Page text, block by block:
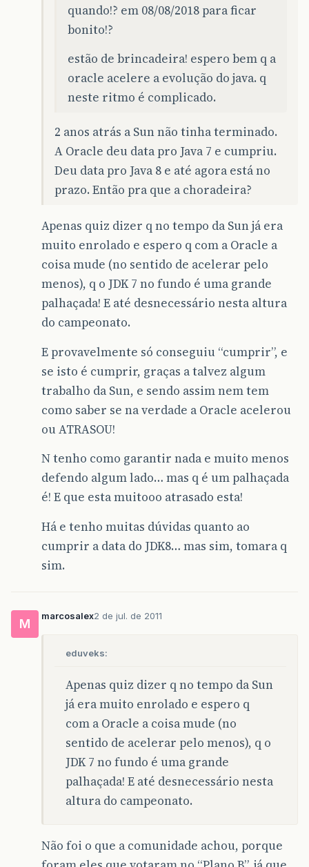
quando!? em 08/08/2018 para ficar
bonito!?
estão de brincadeira! espero bem q a
oracle acelere a evolução do java. q
neste ritmo é complicado.
2 anos atrás a Sun não tinha terminado.
A Oracle deu data pro Java 7 e cumpriu.
Deu data pro Java 8 e até agora está no
prazo. Então pra que a choradeira?
Apenas quiz dizer q no tempo da Sun já era
muito enrolado e espero q com a Oracle a
coisa mude (no sentido de acelerar pelo
menos), q o JDK 7 no fundo é uma grande
palhaçada! E até desnecessário nesta altura
do campeonato.
E provavelmente só conseguiu “cumprir”, e
se isto é cumprir, graças a talvez algum
trabalho da Sun, e sendo assim nem tem
como saber se na verdade a Oracle acelerou
ou ATRASOU!
N tenho como garantir nada e muito menos
defendo algum lado… mas q é um palhaçada
é! E que esta muitooo atrasado esta!
Há e tenho muitas dúvidas quanto ao
cumprir a data do JDK8… mas sim, tomara q
sim.
M
marcosalex2 de jul. de 2011
eduveks:
Apenas quiz dizer q no tempo da Sun
já era muito enrolado e espero q
com a Oracle a coisa mude (no
sentido de acelerar pelo menos), q o
JDK 7 no fundo é uma grande
palhaçada! E até desnecessário nesta
altura do campeonato.
Não foi o que a comunidade achou, porque